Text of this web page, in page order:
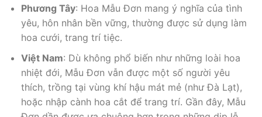
Phương Tây: Hoa Mẫu Đơn mang ý nghĩa của tình
yêu, hôn nhân bền vững, thường được sử dụng làm
hoa cưới, trang trí tiệc.
Việt Nam: Dù không phổ biến như những loài hoa
nhiệt đới, Mẫu Đơn vẫn được một số người yêu
thích, trồng tại vùng khí hậu mát mẻ (như Đà Lạt),
hoặc nhập cành hoa cắt để trang trí. Gần đây, Mẫu